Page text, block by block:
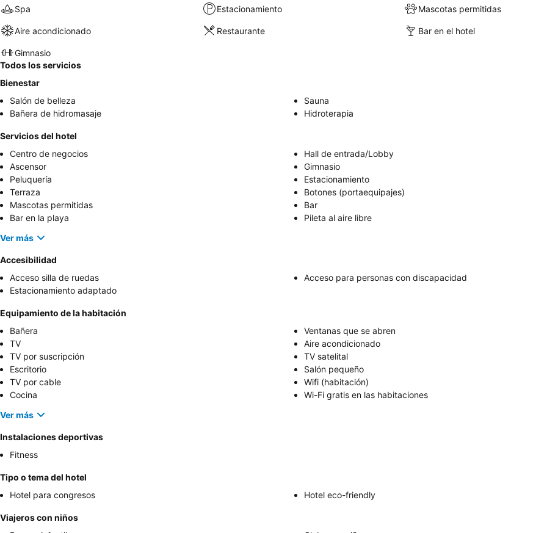
Spa Estacionamiento Mascotas permitidas
Aire acondicionado Restaurante Bar en el hotel
Gimnasio
Todos los servicios
Bienestar
Salón de belleza
Sauna
Bañera de hidromasaje
Hidroterapia
Servicios del hotel
Centro de negocios
Hall de entrada/Lobby
Ascensor
Gimnasio
Peluquería
Estacionamiento
Terraza
Botones (portaequipajes)
Mascotas permitidas
Bar
Bar en la playa
Pileta al aire libre
Ver más
Accesibilidad
Acceso silla de ruedas
Acceso para personas con discapacidad
Estacionamiento adaptado
Equipamiento de la habitación
Bañera
Ventanas que se abren
TV
Aire acondicionado
TV por suscripción
TV satelital
Escritorio
Salón pequeño
TV por cable
Wifi (habitación)
Cocina
Wi-Fi gratis en las habitaciones
Ver más
Instalaciones deportivas
Fitness
Tipo o tema del hotel
Hotel para congresos
Hotel eco-friendly
Viajeros con niños